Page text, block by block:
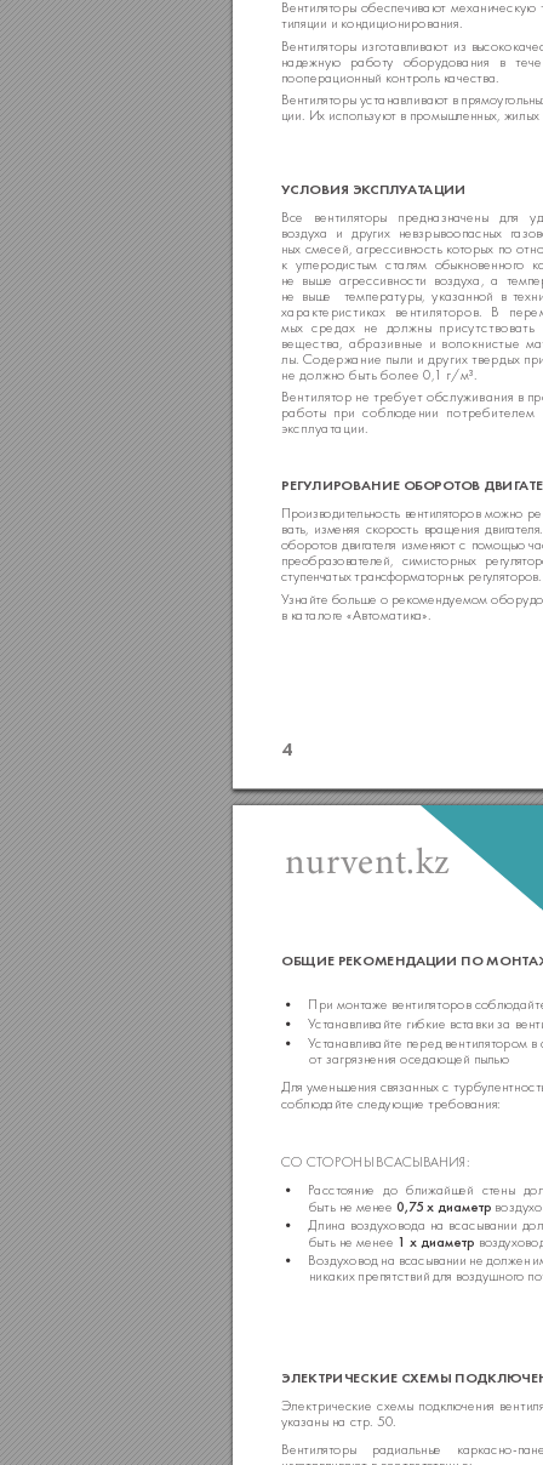
4
РЕГУЛИРОВАНИЕ ОБОРОТОВ ДВИГ
Вентиляторы обеспечивают механическую
тиляции и кондиционирования.
Вентиляторы изготавливают из
надежную
работу оборудования в
пооперационный контроль качества.
Вентиляторы устанавливают в прямоуголь
ции. Их используют в промышленных, жилых
УСЛОВИЯ ЭКСПЛУАТАЦИИ
Все вентиляторы предназначены для
воздуха и других невзрывоопасных г
ных смесей, агрессивность которых по
к углеродистым сталям обыкновенного к
не выше агрессивности воздуха, а т
не выше  температуры, указанной в т
характеристиках вентиляторов. В
мых средах не должны присутствовать
вещества, абразивные и волокнистые
лы. Содержание пыли и других твердых
не должно быть более 0,1 г/м³.
Вентилятор не требует обслуживания в
работы при соблюдении потребителем
эксплуатации.
Производительность вентиляторов можно
вать, изменяя скорость вращения двиг
оборотов двигателя изменяют с помощью
преобразователей, симисторных
ступенчатых трансформаторных
Узнайте больше о рекомендуемом
в каталоге «Автоматика».
ЭЛЕКТРИЧЕСКИЕ СХЕМЫ
ОБЩИЕ РЕКОМЕНДАЦИИ ПО
• При монтаже вентиляторов с
• Устанавливайте гибкие вставки за
•Устанавливайте перед вентилятором в
от загрязнения оседающей пылью
Для уменьшения связанных с т
соблюдайте следующие требования:
Вентиляторы радиальные каркасно-
Электрические схемы подключения
указаны на стр. 50.
• Расстояние до ближайшей стены
быть не менее 0,75 х диаметр
•Длина воздуховода на всасывании
быть не менее 1 х диаметр во
•
Воздуховод на всасывании не должен
никаких препятствий для воздушного
СО СТОРОНЫ ВСАСЫВАНИЯ:
nurvent.kz